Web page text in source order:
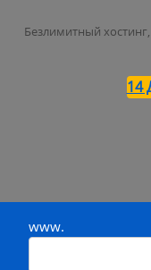
Безлимитный
14
www.